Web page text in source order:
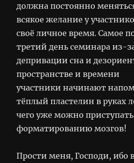
должна постоянно
всякое желание у
своё личное время. Самое
третий день семинара из-
депривации сна и
пространстве и времени
участники начинают
тёплый пластелин в руках
чего уже можно
форматированию мозгов!
Прости меня, Господи, ибо